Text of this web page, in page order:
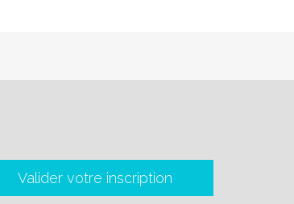
Valider votre inscription